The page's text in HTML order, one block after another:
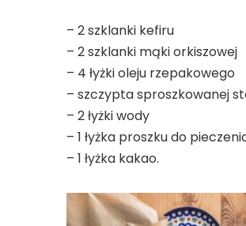
– 2 szklanki kefiru⁠
– 2 szklanki mąki orkiszowej⁠
– 4 łyżki oleju rzepakowego⁠
– szczypta sproszkowanej
– 2 łyżki wody⁠
– 1 łyżka proszku do
– 1 łyżka kakao.